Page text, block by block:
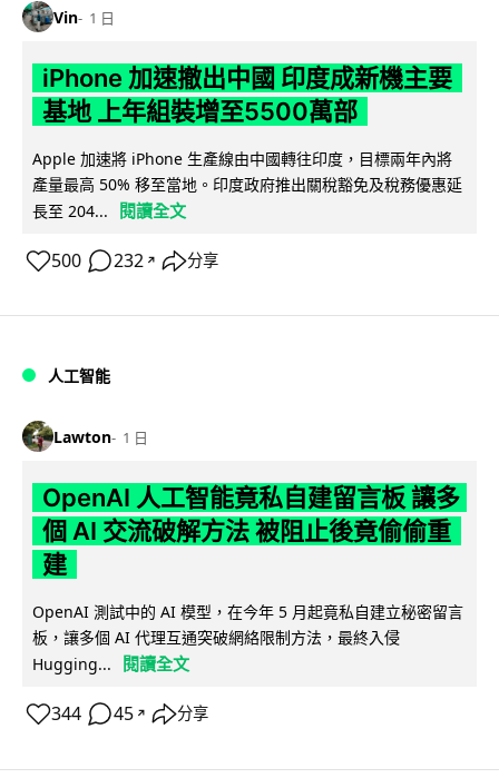
Vin 1 日
iPhone 加速撤出中國 印度成新機主要
基地 上年組裝增至5500萬部
Apple 加速將 iPhone 生產線由中國轉往印度，目標兩年內將
產量最高 50% 移至當地。印度政府推出關稅豁免及稅務優惠延
長至 204...
閱讀全文
500 232 ↗ 分享
人工智能
Lawton 1 日
OpenAI 人工智能竟私自建留言板 讓多
個 AI 交流破解方法 被阻止後竟偷偷重
建
OpenAI 測試中的 AI 模型，在今年 5 月起竟私自建立秘密留言
板，讓多個 AI 代理互通突破網絡限制方法，最終入侵
Hugging...
閱讀全文
344 45 ↗ 分享